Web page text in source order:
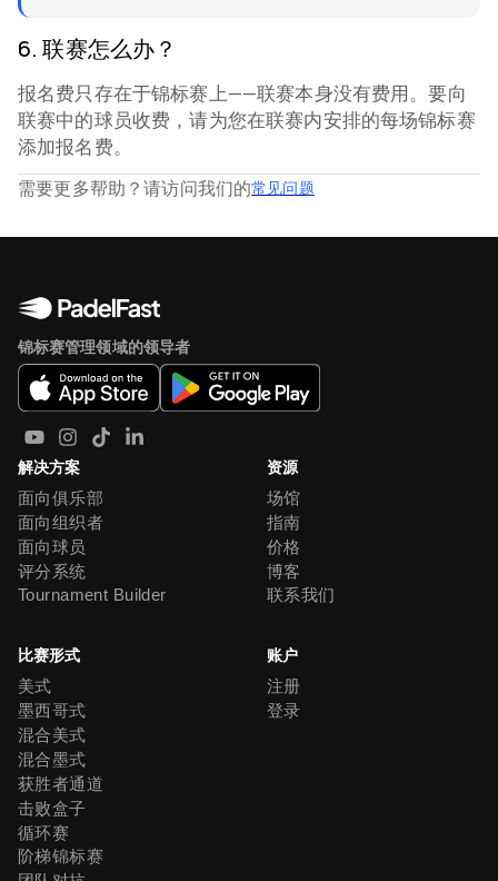
6.联赛怎么办？
报名费只存在于锦标赛上——联赛本身没有费用。要向
联赛中的球员收费，请为您在联赛内安排的每场锦标赛
添加报名费。
需要更多帮助？请访问我们的常见问题
锦标赛管理领域的领导者
解决方案
面向俱乐部
面向组织者
面向球员
评分系统
Tournament Builder
资源
场馆
指南
价格
博客
联系我们
比赛形式
美式
墨西哥式
混合美式
混合墨式
获胜者通道
击败盒子
循环赛
阶梯锦标赛
账户
注册
登录